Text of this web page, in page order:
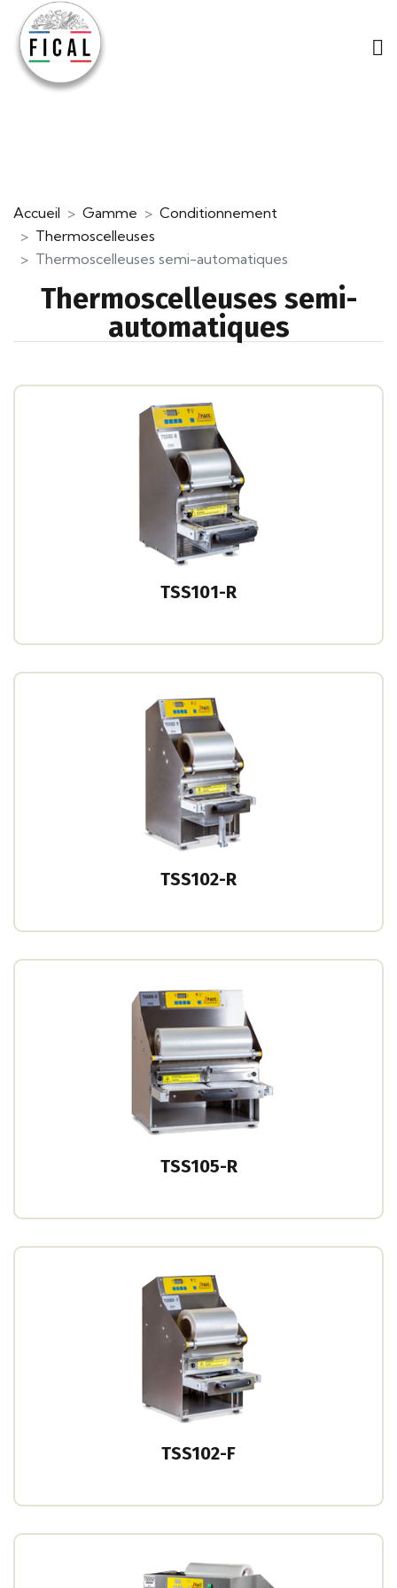
Accueil Gamme
Conditionnement
Thermoscelleuses
Thermoscelleuses semi-automatiques
Thermoscelleuses semi-
automatiques
TSS101-R
TSS102-R
TSS105-R
TSS102-F